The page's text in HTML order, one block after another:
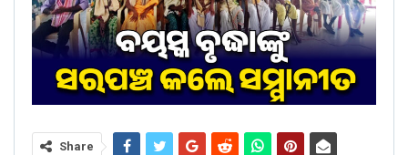
Share